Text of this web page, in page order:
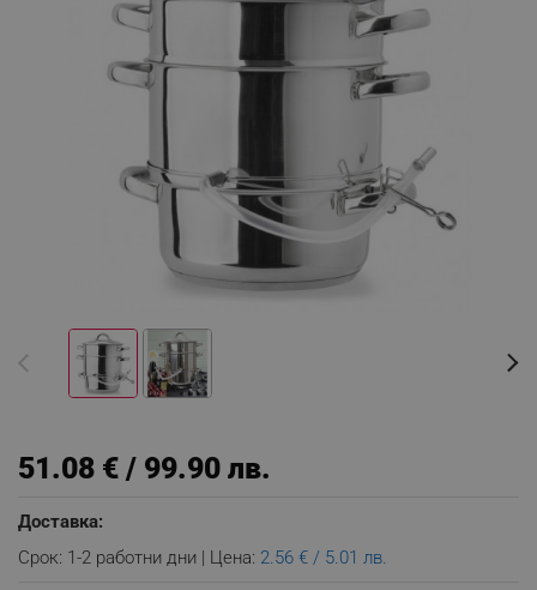
51.08 € / 99.90 лв.
Доставка:
Срок: 1-2 работни дни | Цена: 2.56 € / 5.01 лв.